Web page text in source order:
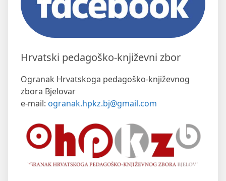
Hrvatski pedagoško-književni zbor
Ogranak Hrvatskoga pedagoško-književnog
zbora Bjelovar
e-mail: ogranak.hpkz.bj@gmail.com